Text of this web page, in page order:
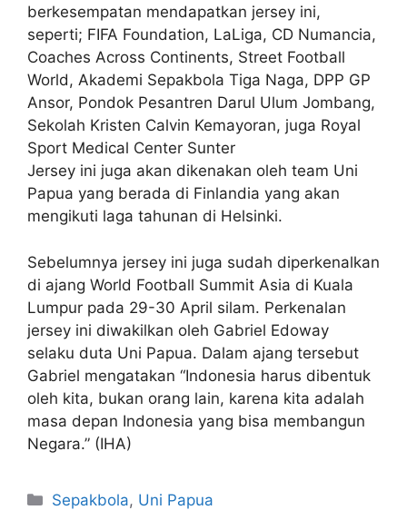
berkesempatan mendapatkan jersey ini,
seperti; FIFA Foundation, LaLiga, CD Numancia,
Coaches Across Continents, Street Football
World, Akademi Sepakbola Tiga Naga, DPP GP
Ansor, Pondok Pesantren Darul Ulum Jombang,
Sekolah Kristen Calvin Kemayoran, juga Royal
Sport Medical Center Sunter
Jersey ini juga akan dikenakan oleh team Uni
Papua yang berada di Finlandia yang akan
mengikuti laga tahunan di Helsinki.
Sebelumnya jersey ini juga sudah diperkenalkan
di ajang World Football Summit Asia di Kuala
Lumpur pada 29-30 April silam. Perkenalan
jersey ini diwakilkan oleh Gabriel Edoway
selaku duta Uni Papua. Dalam ajang tersebut
Gabriel mengatakan “Indonesia harus dibentuk
oleh kita, bukan orang lain, karena kita adalah
masa depan Indonesia yang bisa membangun
Negara.” (IHA)
Sepakbola, Uni Papua